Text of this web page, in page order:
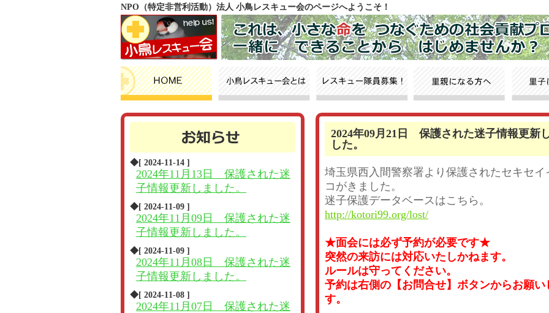
NPO（特定非営利活動）法人 小鳥レスキュー会のページへようこそ！
◆[ 2024-11-14 ]
2024年11月13日 保護された迷
子情報更新しました。
◆[ 2024-11-09 ]
2024年11月09日 保護された迷
子情報更新しました。
◆[ 2024-11-09 ]
2024年11月08日 保護された迷
子情報更新しました。
◆[ 2024-11-08 ]
2024年11月07日 保護された迷
2024年09月21日 保護された迷子情報更新
した。
埼玉県西入間警察署より保護されたセキセイ
コがきました。
迷子保護データベースはこちら。
http://kotori99.org/lost/
★面会には必ず予約が必要です★
突然の来訪には対応いたしかねます。
ルールは守ってください。
予約は右側の【お問合せ】ボタンからお願い
す。